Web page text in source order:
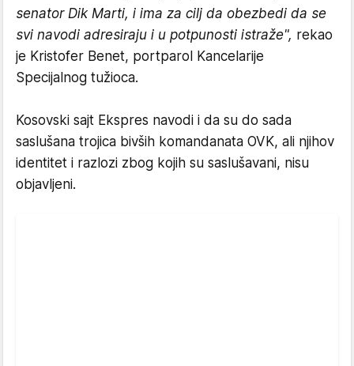
senator Dik Marti, i ima za cilj da obezbedi da se
svi navodi adresiraju i u potpunosti istraže", rekao
je Kristofer Benet, portparol Kancelarije
Specijalnog tužioca.
Kosovski sajt Ekspres navodi i da su do sada
saslušana trojica bivših komandanata OVK, ali njihov
identitet i razlozi zbog kojih su saslušavani, nisu
objavljeni.